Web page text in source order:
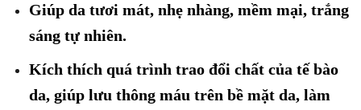
Giúp da tươi mát, nhẹ nhàng, mềm mại, trắng
sáng tự nhiên.
Kích thích quá trình trao đổi chất của tế bào
da, giúp lưu thông máu trên bề mặt da, làm